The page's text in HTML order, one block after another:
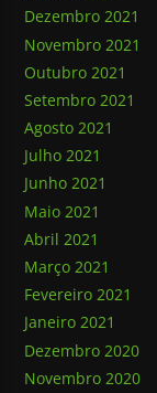
Dezembro 2021
Novembro 2021
Outubro 2021
Setembro 2021
Agosto 2021
Julho 2021
Junho 2021
Maio 2021
Abril 2021
Março 2021
Fevereiro 2021
Janeiro 2021
Dezembro 2020
Novembro 2020